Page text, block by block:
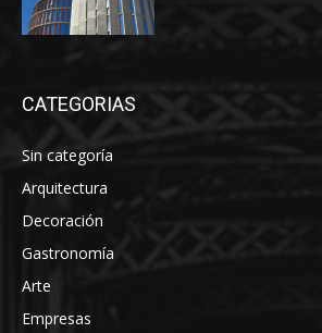
CATEGORIAS
Sin categoría
Arquitectura
Decoración
Gastronomía
Arte
Empresas